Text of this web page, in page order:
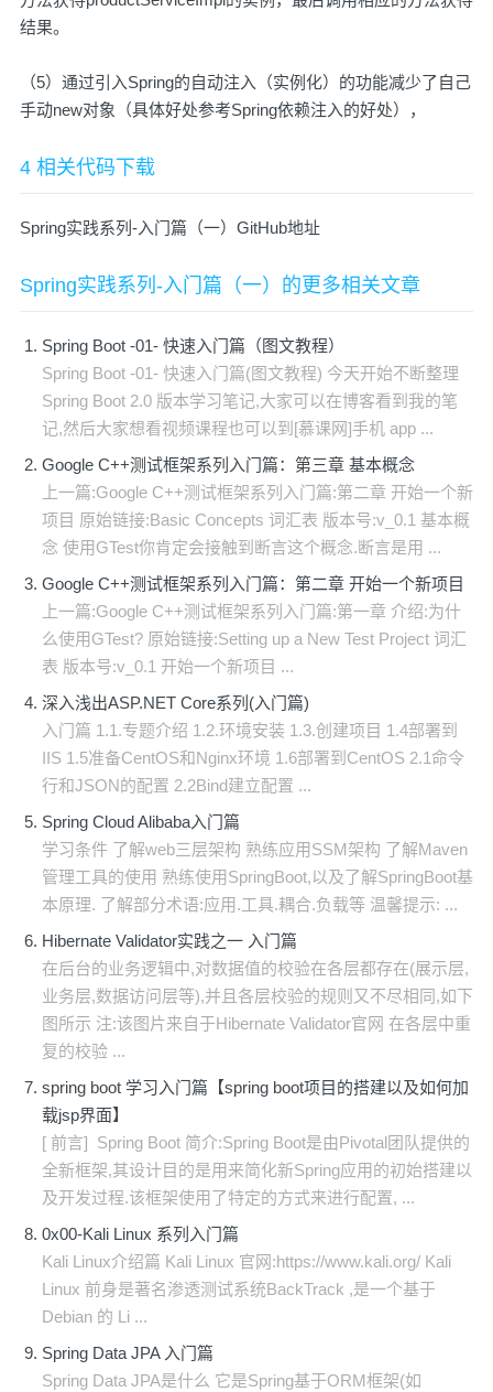
结果。
（5）通过引入Spring的自动注入（实例化）的功能减少了自己
手动new对象（具体好处参考Spring依赖注入的好处），
4 相关代码下载
Spring实践系列-入门篇（一）GitHub地址
Spring实践系列-入门篇（一）的更多相关文章
Spring Boot -01- 快速入门篇（图文教程）
Spring Boot -01- 快速入门篇(图文教程) 今天开始不断整理
Spring Boot 2.0 版本学习笔记,大家可以在博客看到我的笔
记,然后大家想看视频课程也可以到[慕课网]手机 app ...
Google C++测试框架系列入门篇：第三章 基本概念
上一篇:Google C++测试框架系列入门篇:第二章 开始一个新
项目 原始链接:Basic Concepts 词汇表 版本号:v_0.1 基本概
念 使用GTest你肯定会接触到断言这个概念.断言是用 ...
Google C++测试框架系列入门篇：第二章 开始一个新项目
上一篇:Google C++测试框架系列入门篇:第一章 介绍:为什
么使用GTest? 原始链接:Setting up a New Test Project 词汇
表 版本号:v_0.1 开始一个新项目 ...
深入浅出ASP.NET Core系列(入门篇)
入门篇 1.1.专题介绍 1.2.环境安装 1.3.创建项目 1.4部署到
IIS 1.5准备CentOS和Nginx环境 1.6部署到CentOS 2.1命令
行和JSON的配置 2.2Bind建立配置 ...
Spring Cloud Alibaba入门篇
学习条件 了解web三层架构 熟练应用SSM架构 了解Maven
管理工具的使用 熟练使用SpringBoot,以及了解SpringBoot基
本原理. 了解部分术语:应用.工具.耦合.负载等 温馨提示: ...
Hibernate Validator实践之一 入门篇
在后台的业务逻辑中,对数据值的校验在各层都存在(展示层,
业务层,数据访问层等),并且各层校验的规则又不尽相同,如下
图所示 注:该图片来自于Hibernate Validator官网 在各层中重
复的校验 ...
spring boot 学习入门篇【spring boot项目的搭建以及如何加
载jsp界面】
[ 前言] Spring Boot 简介:Spring Boot是由Pivotal团队提供的
全新框架,其设计目的是用来简化新Spring应用的初始搭建以
及开发过程.该框架使用了特定的方式来进行配置, ...
0x00-Kali Linux 系列入门篇
Kali Linux介绍篇 Kali Linux 官网:https://www.kali.org/ Kali
Linux 前身是著名渗透测试系统BackTrack ,是一个基于
Debian 的 Li ...
Spring Data JPA 入门篇
Spring Data JPA是什么 它是Spring基于ORM框架(如